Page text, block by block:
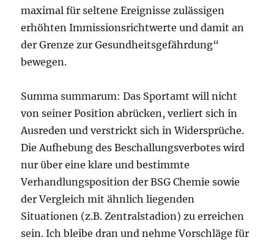
maximal für seltene Ereignisse zulässigen
erhöhten Immissionsrichtwerte und damit an
der Grenze zur Gesundheitsgefährdung“
bewegen.
Summa summarum: Das Sportamt will nicht
von seiner Position abrücken, verliert sich in
Ausreden und verstrickt sich in Widersprüche.
Die Aufhebung des Beschallungsverbotes wird
nur über eine klare und bestimmte
Verhandlungsposition der BSG Chemie sowie
der Vergleich mit ähnlich liegenden
Situationen (z.B. Zentralstadion) zu erreichen
sein. Ich bleibe dran und nehme Vorschläge für